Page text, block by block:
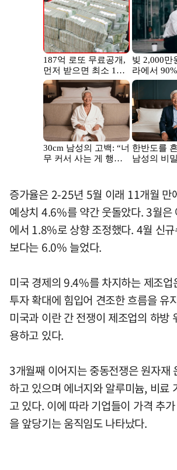
증가율은 2-25년 5월 이래 11개월 만
예상치 4.6%를 약간 웃돌았다. 3월
에서 1.8%로 상향 조정했다. 4월 신
보다는 6.0% 늘었다.
미국 경제의 9.4%를 차지하는 제조업
투자 확대에 힘입어 견조한 흐름을 유
미국과 이란 간 전쟁이 제조업의 하방
용하고 있다.
3개월째 이어지는 중동전쟁은 원자재
하고 있으며 에너지와 알루미늄, 비료
고 있다. 이에 따라 기업들이 가격 추
을 앞당기는 움직임도 나타났다.